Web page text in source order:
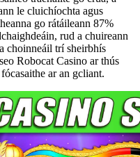
le cluichíochta agus
go rátáileann 87%
rud a chuireann
choinneáil trí sheirbhís
Robocat Casino ar thús
ar an gcliant.